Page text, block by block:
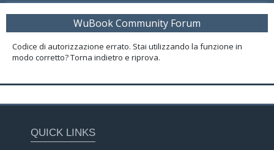
WuBook Community Forum
Codice di autorizzazione errato. Stai utilizzando la funzione in
modo corretto? Torna indietro e riprova.
QUICK LINKS